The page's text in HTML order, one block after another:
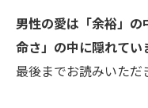
男性の愛は「余裕」
命さ」の中に隠れてい
最後までお読みいただ